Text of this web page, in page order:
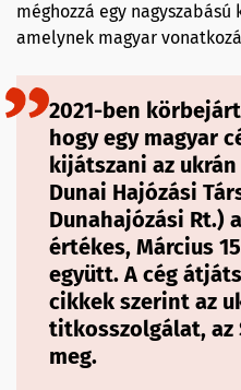
méghozzá egy
amelynek magyar
2021-ben
hogy egy magyar
kijátszani az
Dunai Hajózási
Dunahajózási Rt.)
értékes, Március
együtt. A cég
cikkek szerint az
titkosszolgálat, az
meg.